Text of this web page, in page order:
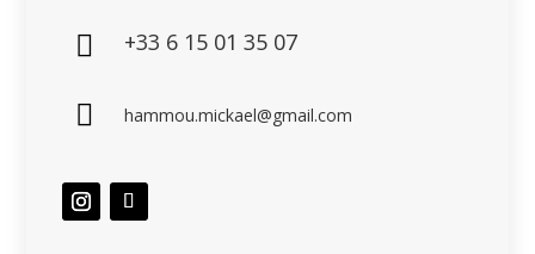
 +33 6 15 01 35 07
 hammou.mickael@gmail.com